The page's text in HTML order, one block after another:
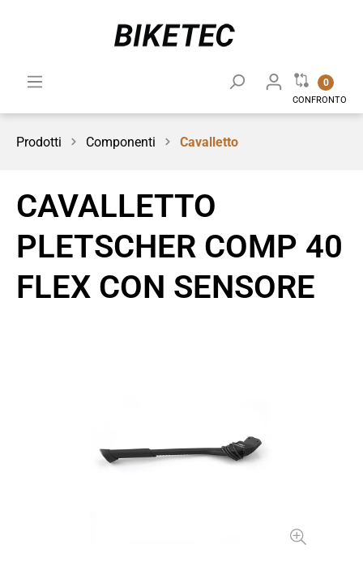
0
CONFRONTO
Prodotti Componenti Cavalletto
CAVALLETTO
PLETSCHER COMP 40
FLEX CON SENSORE